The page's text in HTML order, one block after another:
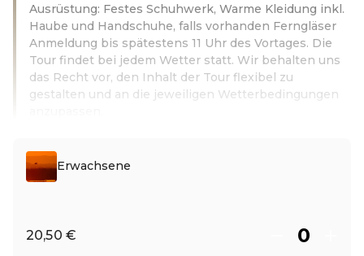
Ausrüstung: Festes Schuhwerk, Warme Kleidung inkl.
Haube und Handschuhe, falls vorhanden Ferngläser
Anmeldung bis spätestens 11 Uhr des Vortages. Die
Tour findet bei jedem Wetter statt. Wir behalten uns
das Recht vor, den Inhalt der Tour flexibel zu
gestalten und an die jeweiligen Wetterbedingungen
Erwachsene
20,50 €